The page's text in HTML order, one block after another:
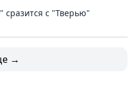
сразится с "Тверью"
→